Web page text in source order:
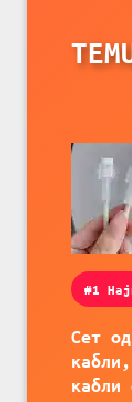
#1
Сет
кабли